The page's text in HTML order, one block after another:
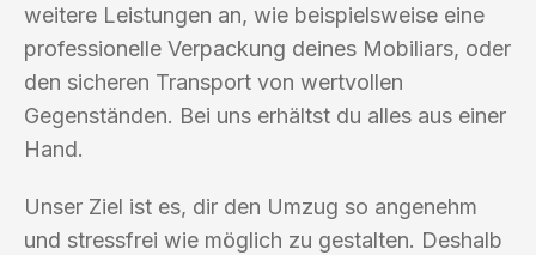
weitere Leistungen an, wie beispielsweise eine
professionelle Verpackung deines Mobiliars, oder
den sicheren Transport von wertvollen
Gegenständen. Bei uns erhältst du alles aus einer
Hand.
Unser Ziel ist es, dir den Umzug so angenehm
und stressfrei wie möglich zu gestalten. Deshalb